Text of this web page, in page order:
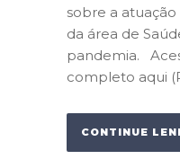
sobre a
da área de
pandemia.
completo aqui
CONTINUE